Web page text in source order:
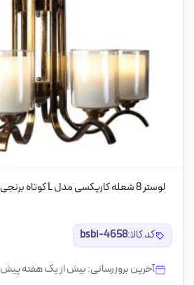
لوستر 8 شعله کاریکسی مدل L کوتاه برنجی
کد کالا:bsbi-4658
آخرین بروزرسانی: بیش از یک هفته پیش